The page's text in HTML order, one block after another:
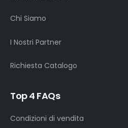
Chi Siamo
I Nostri Partner
Richiesta Catalogo
Top 4 FAQs
Condizioni di vendita